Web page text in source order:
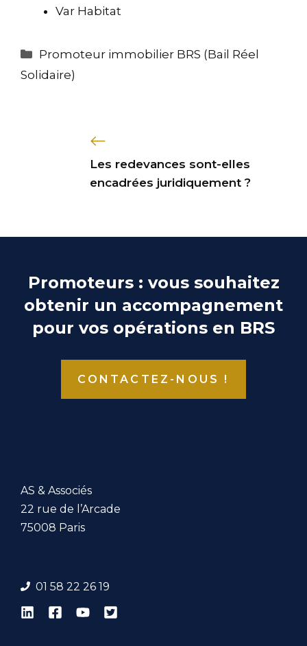
Var Habitat
Promoteur immobilier BRS (Bail Réel
Solidaire)
Les redevances sont-elles
encadrées juridiquement ?
Promoteurs : vous souhaitez
obtenir un accompagnement
pour vos opérations en BRS
CONTACTEZ-NOUS !
AS & Associés
22 rue de l’Arcade
75008 Paris
01 58 22 26 19